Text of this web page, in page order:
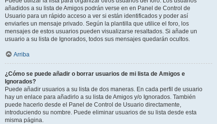
añadidos a su lista de Amigos podrán verse en en Panel de Control de
Usuario para un rápido acceso a ver si están identificados y poder así
enviarles un mensaje privado. Según la plantilla que utilice el foro, los
mensajes de estos usuarios pueden visualizarse resaltados. Si añade un
usuario a su lista de Ignorados, todos sus mensajes quedarán ocultos.
Arriba
¿Cómo se puede añadir o borrar usuarios de mi lista de Amigos e
Ignorados?
Puede añadir usuarios a su lista de dos maneras. En cada perfil de usuario
hay un enlace para añadirlo a su lista de Amigos y/o Ignorados. También
puede hacerlo desde el Panel de Control de Usuario directamente,
introduciendo su nombre. Puede eliminar usuarios de su lista desde esta
misma página.